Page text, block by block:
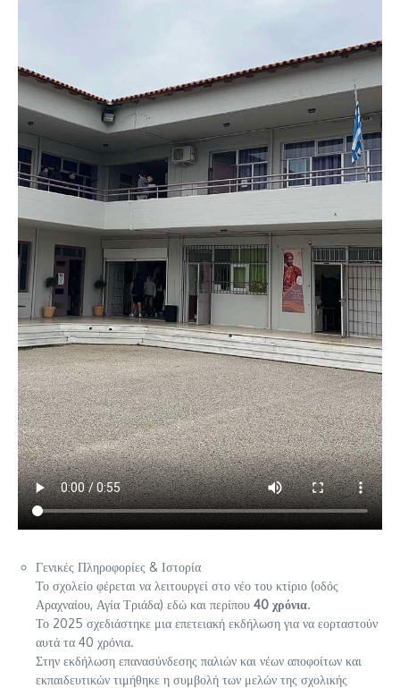
Γενικές Πληροφορίες & Ιστορία
Το σχολείο φέρεται να λειτουργεί στο νέο του κτίριο (οδός
Αραχναίου, Αγία Τριάδα) εδώ και περίπου 40 χρόνια.
Το 2025 σχεδιάστηκε μια επετειακή εκδήλωση για να εορταστούν
αυτά τα 40 χρόνια.
Στην εκδήλωση επανασύνδεσης παλιών και νέων αποφοίτων και
εκπαιδευτικών τιμήθηκε η συμβολή των μελών της σχολικής